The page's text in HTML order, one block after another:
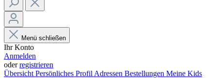
Menü schließen
Ihr Konto
Anmelden
oderregistrieren
Übersicht Persönliches Profil Adressen Bestellungen Meine Kids